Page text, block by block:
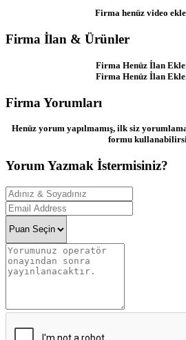
Firma henüz video
Firma İlan & Ürünler
Firma Henüz İlan
Firma Henüz İlan
Firma Yorumları
Henüz yorum yapılmamış, ilk siz
formu
Yorum Yazmak İstermisiniz?